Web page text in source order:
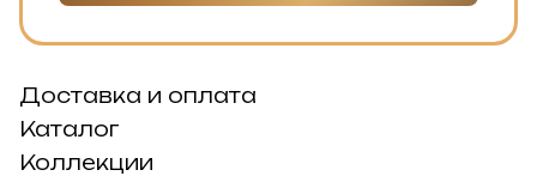
Доставка и оплата
Каталог
Коллекции